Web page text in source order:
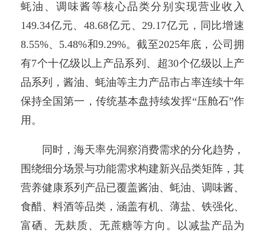
蚝油、调味酱等核心品类分别实现营业收入
149.34亿元、48.68亿元、29.17亿元，同比增速
8.55%、5.48%和9.29%。截至2025年底，公司拥
有7个十亿级以上产品系列、超30个亿级以上产
品系列，酱油、蚝油等主力产品市占率连续十年
保持全国第一，传统基本盘持续发挥“压舱石”作
用。
同时，海天率先洞察消费需求的分化趋势，
围绕细分场景与功能需求构建新兴品类矩阵，其
营养健康系列产品已覆盖酱油、蚝油、调味酱、
食醋、料酒等品类，涵盖有机、薄盐、铁强化、
富硒、无麸质、无蔗糖等方向。以减盐产品为